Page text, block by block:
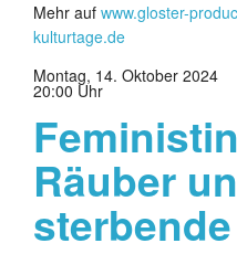
Mehr auf www.gloster-
kulturtage.de
Montag, 14. Oktober 2024
20:00 Uhr
Räuber